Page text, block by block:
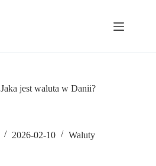
Jaka jest waluta w Danii?
2026-02-10 Waluty